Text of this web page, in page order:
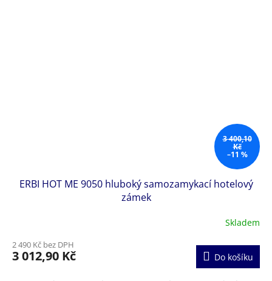
3 400,10
Kč
–11 %
ERBI HOT ME 9050 hluboký samozamykací hotelový
zámek
Skladem
2 490 Kč bez DPH
3 012,90 Kč Do košíku